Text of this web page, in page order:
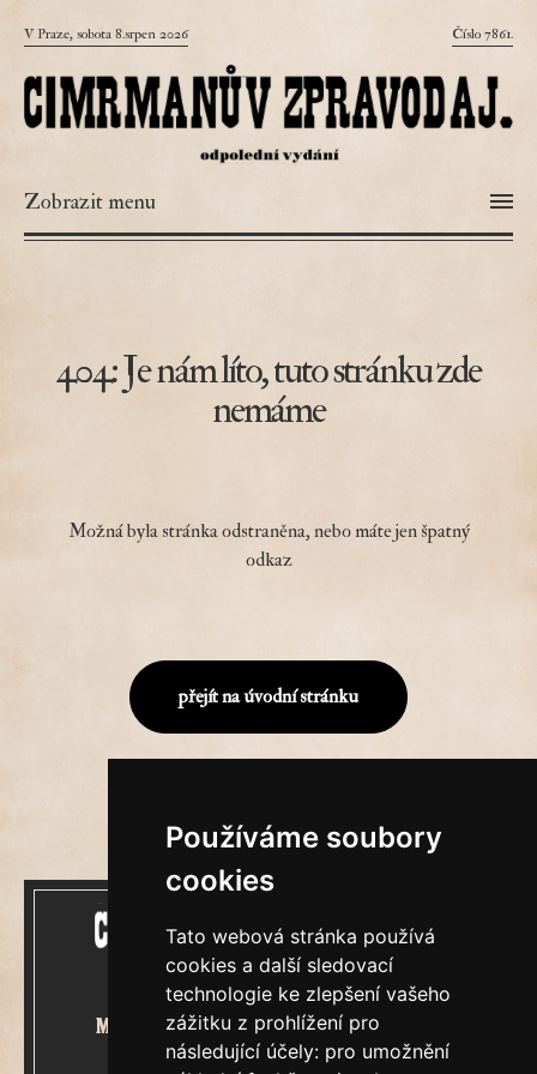
Používáme soubory
cookies
Tato webová stránka používá
cookies a další sledovací
technologie ke zlepšení vašeho
zážitku z prohlížení pro
následující účely: pro umožnění
V Praze, sobota 8.srpen 2026 Číslo 7861.
Zobrazit menu
404: Je nám líto, tuto stránku zde
nemáme
Možná byla stránka odstraněna, nebo máte jen špatný
odkaz
přejít na úvodní stránku
Mecenášem Cimrmanova Zpravodaje
je společnost